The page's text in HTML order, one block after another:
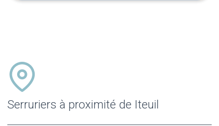
Serruriers à proximité de Iteuil